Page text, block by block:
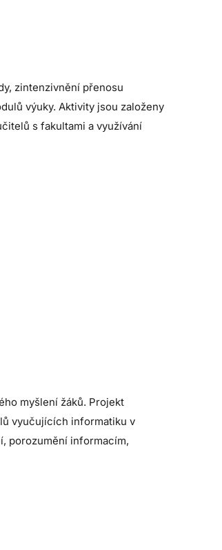
zintenzivnění přenosu
výuky. Aktivity jsou založeny
s fakultami a využívání
myšlení žáků. Projekt
vyučujících informatiku v
porozumění informacím,